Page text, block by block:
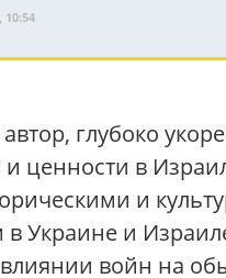
10:54
глубоко
ценности в
и
Украине и
войн на